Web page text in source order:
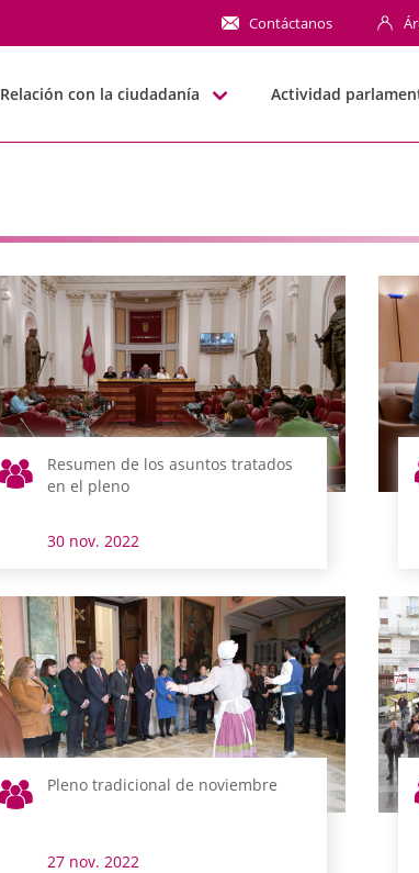
Contáctanos
Relación con la ciudadanía Actividad
Resumen de los asuntos tratados
en el pleno
30 nov. 2022
Pleno tradicional de noviembre
27 nov. 2022